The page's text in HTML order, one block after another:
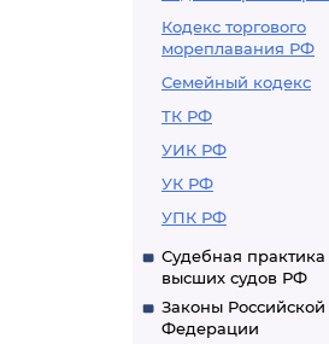
Кодекс торгового
мореплавания РФ
Семейный кодекс
ТК РФ
УИК РФ
УК РФ
УПК РФ
Судебная практика
высших судов РФ
Законы Российской
Федерации